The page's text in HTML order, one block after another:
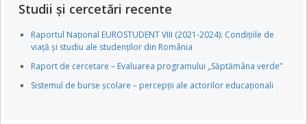
Studii și cercetări recente
Raportul Național EUROSTUDENT VIII (2021-2024): Condițiile de
viață și studiu ale studenților din România
Raport de cercetare – Evaluarea programului „Săptămâna verde”
Sistemul de burse școlare – percepții ale actorilor educaționali